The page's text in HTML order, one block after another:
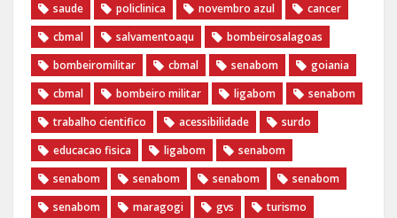
saude
policlinica novembro azul
cancer
cbmal
salvamentoaqu
bombeirosalagoas
bombeiromilitar
cbmal senabom
goiania
cbmal
bombeiro militar ligabom
senabom
trabalho cientifico
acessibilidade
surdo
educacao fisica
ligabom
senabom
senabom
senabom senabom
senabom
senabom
maragogi gvs
turismo